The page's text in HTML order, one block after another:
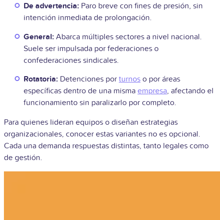
De advertencia: Paro breve con fines de presión, sin
intención inmediata de prolongación.
General: Abarca múltiples sectores a nivel nacional.
Suele ser impulsada por federaciones o
confederaciones sindicales.
Rotatoria: Detenciones por turnos o por áreas
específicas dentro de una misma empresa, afectando el
funcionamiento sin paralizarlo por completo.
Para quienes lideran equipos o diseñan estrategias
organizacionales, conocer estas variantes no es opcional.
Cada una demanda respuestas distintas, tanto legales como
de gestión.